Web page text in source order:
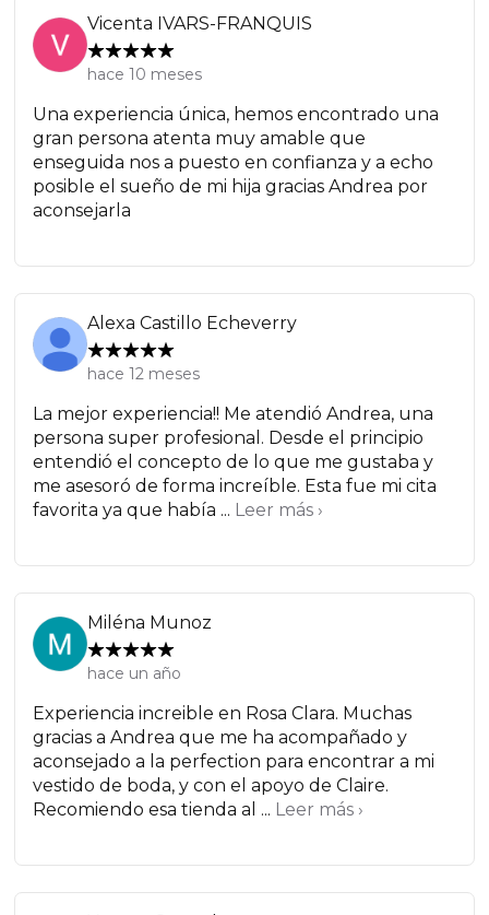
Vicenta IVARS-FRANQUIS
hace 10 meses
Una experiencia única, hemos encontrado una
gran persona atenta muy amable que
enseguida nos a puesto en confianza y a echo
posible el sueño de mi hija gracias Andrea por
aconsejarla
Alexa Castillo Echeverry
hace 12 meses
La mejor experiencia!! Me atendió Andrea, una
persona super profesional. Desde el principio
entendió el concepto de lo que me gustaba y
me asesoró de forma increíble. Esta fue mi cita
favorita ya que había ... Leer más ›
Miléna Munoz
hace un año
Experiencia increible en Rosa Clara. Muchas
gracias a Andrea que me ha acompañado y
aconsejado a la perfection para encontrar a mi
vestido de boda, y con el apoyo de Claire.
Recomiendo esa tienda al ... Leer más ›